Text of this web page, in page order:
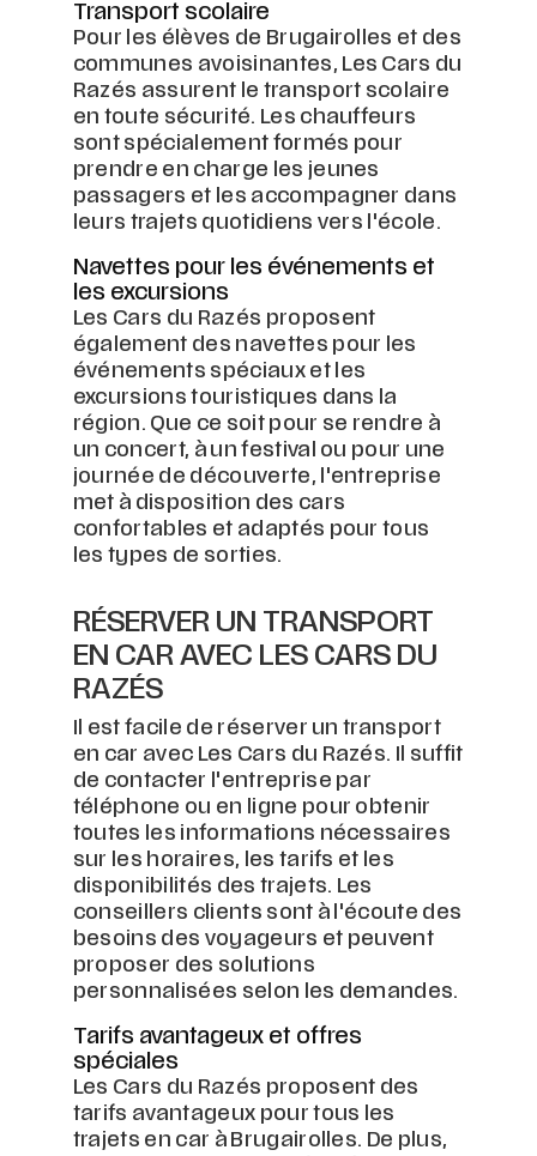
Transport scolaire
Pour les élèves de Brugairolles et des
communes avoisinantes, Les Cars du
Razés assurent le transport scolaire
en toute sécurité. Les chauffeurs
sont spécialement formés pour
prendre en charge les jeunes
passagers et les accompagner dans
leurs trajets quotidiens vers l'école.
Navettes pour les événements et
les excursions
Les Cars du Razés proposent
également des navettes pour les
événements spéciaux et les
excursions touristiques dans la
région. Que ce soit pour se rendre à
un concert, à un festival ou pour une
journée de découverte, l'entreprise
met à disposition des cars
confortables et adaptés pour tous
les types de sorties.
RÉSERVER UN TRANSPORT
EN CAR AVEC LES CARS DU
RAZÉS
Il est facile de réserver un transport
en car avec Les Cars du Razés. Il suffit
de contacter l'entreprise par
téléphone ou en ligne pour obtenir
toutes les informations nécessaires
sur les horaires, les tarifs et les
disponibilités des trajets. Les
conseillers clients sont à l'écoute des
besoins des voyageurs et peuvent
proposer des solutions
personnalisées selon les demandes.
Tarifs avantageux et offres
spéciales
Les Cars du Razés proposent des
tarifs avantageux pour tous les
trajets en car à Brugairolles. De plus,